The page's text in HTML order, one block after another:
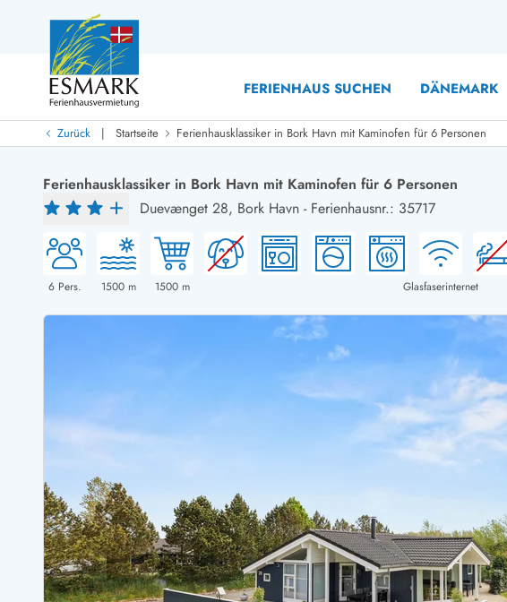
FERIENHAUS SUCHEN DÄNEMARK
Last Minute
Last Minute
Neu bei uns!
Neue Ferienhäuser bei ESMARKFerienhäuser mit PoolFerienhäuser mit Hund
Neurenovierte Ferienhäuser
Ferienhäuser mit Endreinigung inklusive
Ferienhäuser dicht am Strand
Ferienhäuser neu gebaut
Ferienhäuser Nicht-Raucher
Ferienhäuser mit Aussicht
Ferienhäuser mit Freitagswechsel
Ferienhäuser mit
Ferienhäuser für Angler
Ferienhäuser mit
Ferienhäuser mit
Luxus Ferienhäuser
Ferienhäuser mit
Ferienhaus für 2 Personen
Ferienhaus für 4 Personen
Ferienhaus für 6 Personen
Ferienhäuser Bjerregard Ferienhäuser Blavand Ferienhäuser Hvide Sande
Ferienhäuser Argab
Ferienhäuser in Arrild
Ferienhäuser Bjerregard
Ferienhäuser Blavand
Ferienhäuser Ho
Ferienhäuser Houstrup
Ferienhäuser Houvig
Ferienhäuser auf
Zurück | Startseite Ferienhausklassiker in Bork Havn mit Kaminofen für 6 Personen
Ferienhausklassiker in Bork Havn mit Kaminofen für 6 Personen
Duevænget 28, Bork Havn - Ferienhausnr.: 35717
6Pers. 1500m 1500m Glasfaserinternet